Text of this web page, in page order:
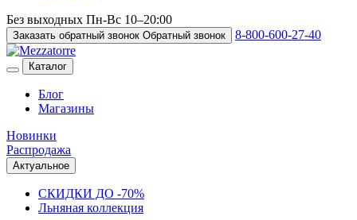
Без выходных Пн-Вс 10–20:00
Заказать обратный звонок Обратный звонок 8-800-600-27-40
Каталог
Блог
Магазины
Новинки
Распродажа
Актуальное
СКИДКИ ДО -70%
Льняная коллекция